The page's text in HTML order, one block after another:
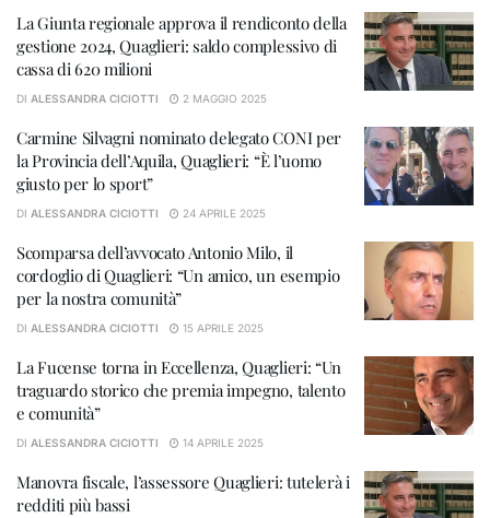
La Giunta regionale approva il rendiconto della
gestione 2024, Quaglieri: saldo complessivo di
cassa di 620 milioni
DI ALESSANDRA CICIOTTI 2 MAGGIO 2025
Carmine Silvagni nominato delegato CONI per
la Provincia dell’Aquila, Quaglieri: “È l’uomo
giusto per lo sport”
DI ALESSANDRA CICIOTTI 24 APRILE 2025
Scomparsa dell’avvocato Antonio Milo, il
cordoglio di Quaglieri: “Un amico, un esempio
per la nostra comunità”
DI ALESSANDRA CICIOTTI 15 APRILE 2025
La Fucense torna in Eccellenza, Quaglieri: “Un
traguardo storico che premia impegno, talento
e comunità”
DI ALESSANDRA CICIOTTI 14 APRILE 2025
Manovra fiscale, l’assessore Quaglieri: tutelerà i
redditi più bassi